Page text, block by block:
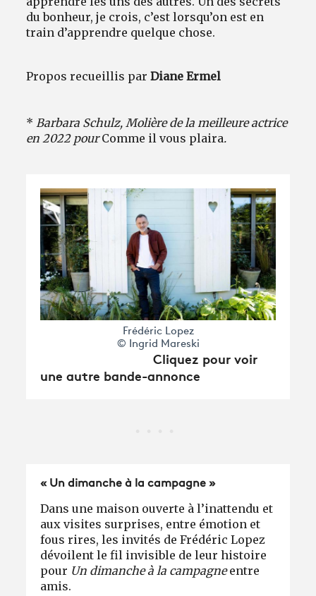
du bonheur, je crois, c’est lorsqu’on est en
train d’apprendre quelque chose.
Propos recueillis parDiane Ermel
* Barbara Schulz, Molière de la meilleure actrice
en 2022 pourComme il vous plaira.
Frédéric Lopez
© Ingrid Mareski
Cliquez pour voir
une autre bande-annonce
« Un dimanche à la campagne »
Dans une maison ouverte à l’inattendu et
aux visites surprises, entre émotion et
fous rires, les invités de Frédéric Lopez
dévoilent le fil invisible de leur histoire
pour Un dimanche à la campagneentre
amis.